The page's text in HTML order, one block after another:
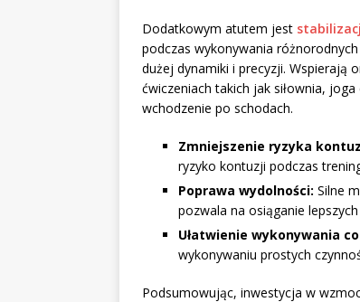
Dodatkowym atutem jest
podczas wykonywania
dużej dynamiki i precyzji. Wspierają
ćwiczeniach takich jak siłownia,
wchodzenie po schodach.
Zmniejszenie ryzyka
ryzyko kontuzji podczas
Poprawa wydolności: Silne
pozwala na osiąganie
Ułatwienie wykonywania
wykonywaniu prostych
Podsumowując, inwestycja w